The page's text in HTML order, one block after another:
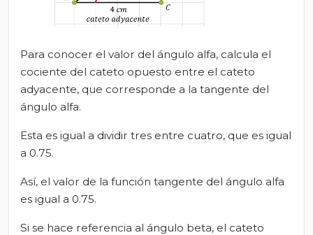
Para conocer el valor del ángulo alfa, calcula el
cociente del cateto opuesto entre el cateto
adyacente, que corresponde a la tangente del
ángulo alfa.
Esta es igual a dividir tres entre cuatro, que es igual
a 0.75.
Así, el valor de la función tangente del ángulo alfa
es igual a 0.75.
Si se hace referencia al ángulo beta, el cateto